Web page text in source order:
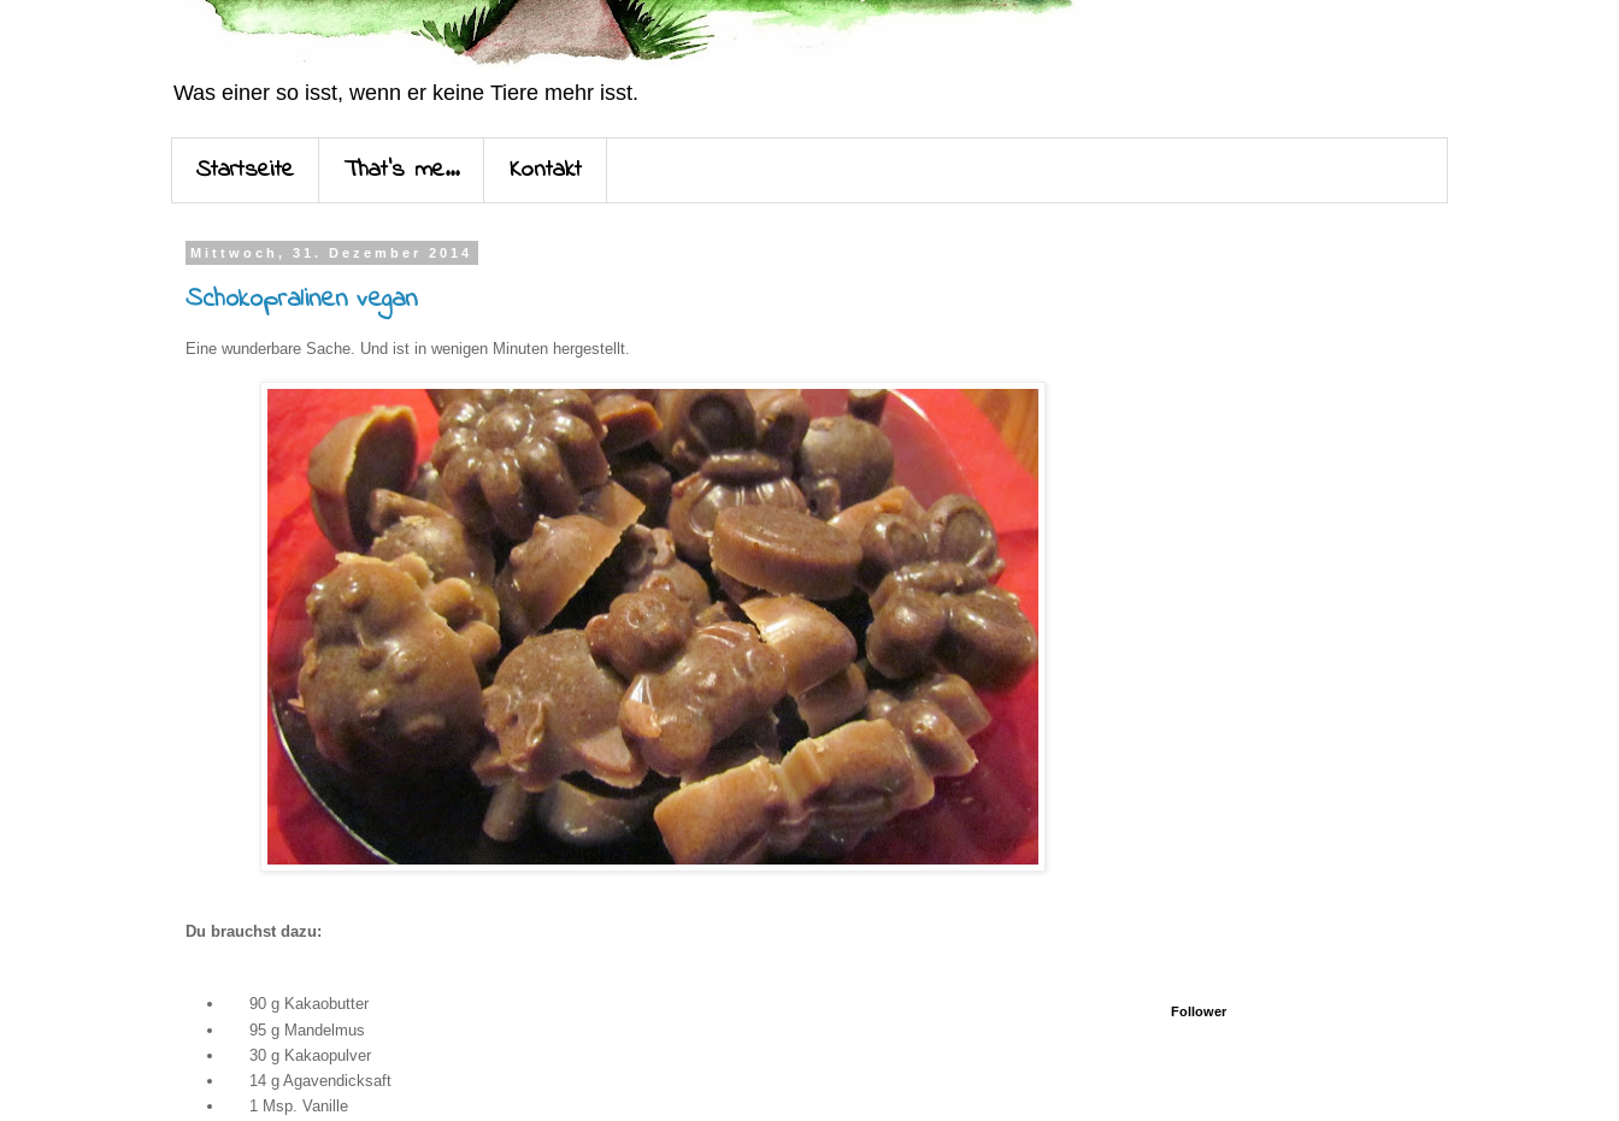
Was einer so isst, wenn er keine Tiere mehr isst.
Startseite That's me... Kontakt
Mittwoch, 31. Dezember 2014
Schokopralinen vegan
Eine wunderbare Sache. Und ist in wenigen Minuten hergestellt.
Du brauchst dazu:
90 g Kakaobutter
95 g Mandelmus
30 g Kakaopulver
14 g Agavendicksaft
1 Msp. Vanille
Follower